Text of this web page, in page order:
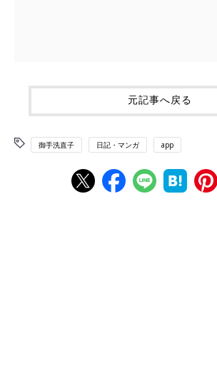
元記事へ戻る
御手洗直子 日記・マンガ app